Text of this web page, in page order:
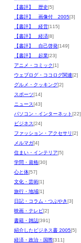
【書評】 歴史[5]
【書評】 画像付 2005[3]
【書評】 経営[115]
【書評】 経済[8]
【書評】 自己啓発[149]
【書評】 起業[23]
アニメ・コミック[1]
ウェブログ・ココログ関連[2]
グルメ・クッキング[2]
スポーツ[14]
ニュース[43]
パソコン・インターネット[22]
ビジネス[24]
ファッション・アクセサリ[2]
メルマガ[4]
住まい・インテリア[5]
学問・資格[30]
心と体[57]
文化・芸術[1]
旅行・地域[1]
日記・コラム・つぶやき[3]
映画・テレビ[2]
書籍・雑誌[391]
紹介したビジネス書 2005[5]
経済・政治・国際[311]